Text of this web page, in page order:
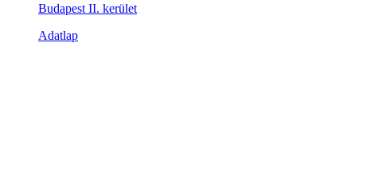
Budapest II. kerület
Adatlap